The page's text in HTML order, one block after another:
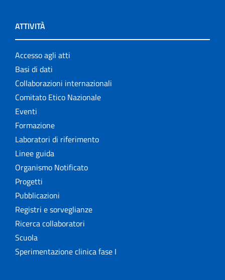
ATTIVITÀ
Accesso agli atti
Basi di dati
Collaborazioni internazionali
Comitato Etico Nazionale
Eventi
Formazione
Laboratori di riferimento
Linee guida
Organismo Notificato
Progetti
Pubblicazioni
Registri e sorveglianze
Ricerca collaboratori
Scuola
Sperimentazione clinica fase I